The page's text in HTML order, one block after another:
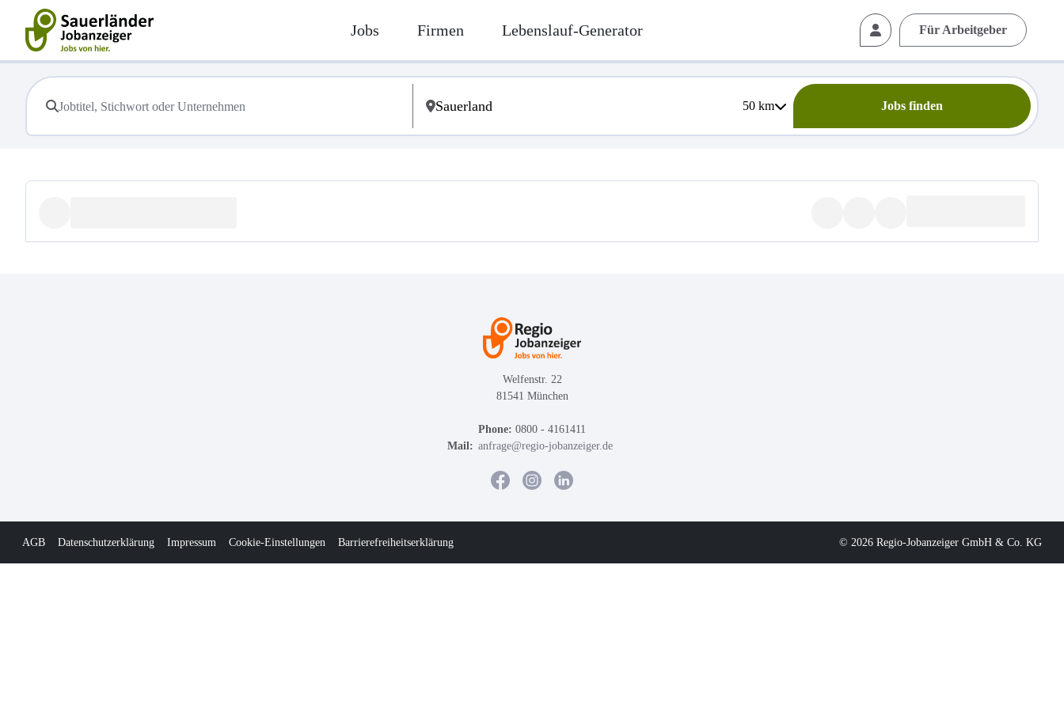
Jobs Firmen Lebenslauf-Generator Für Arbeitgeber
50km Jobs finden
Welfenstr. 22
81541 München
Phone: 0800 - 4161411
Mail: anfrage@regio-jobanzeiger.de
AGB Datenschutzerklärung Impressum Cookie-Einstellungen Barrierefreiheitserklärung © 2026 Regio-Jobanzeiger GmbH & Co. KG